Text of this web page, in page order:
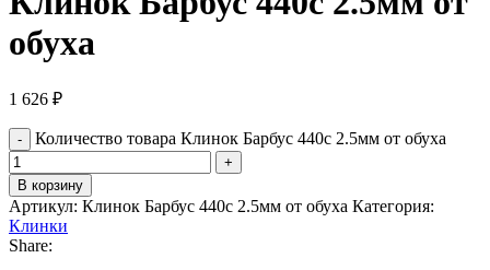
обуха
1 626 ₽
Количество товара Клинок Барбус 440c 2.5мм от обуха
В корзину
Артикул: Клинок Барбус 440c 2.5мм от обуха Категория:
Клинки
Share: